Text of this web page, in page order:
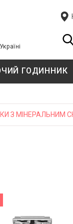
ГОДИННИК
З МІНЕРАЛЬНИМ